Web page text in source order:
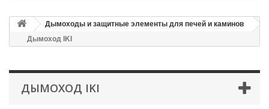
Дымоходы и защитные элементы для печей и каминов
Дымоход IKI
ДЫМОХОД IKI